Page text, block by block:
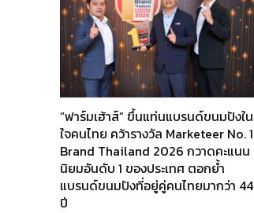
“ฟาร์มเฮ้าส์” ขึ้นแท่นแบรนด์ขนมปังใน
ใจคนไทย คว้ารางวัล Marketeer No. 1
Brand Thailand 2026 กวาดคะแนน
นิยมอันดับ 1 ของประเทศ ตอกย้ำ
แบรนด์ขนมปังที่อยู่คู่คนไทยมากว่า 44
ปี